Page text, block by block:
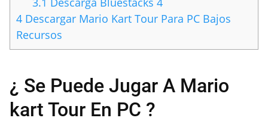
4 Descargar Mario Kart Tour Para PC Bajos
Recursos
¿ Se Puede Jugar A Mario
kart Tour En PC ?